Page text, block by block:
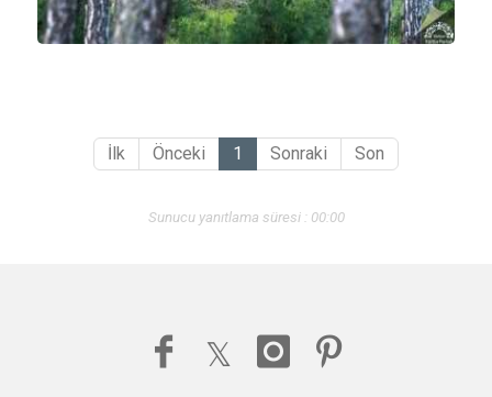
İlk Önceki 1 Sonraki Son
Sunucu yanıtlama süresi : 00:00